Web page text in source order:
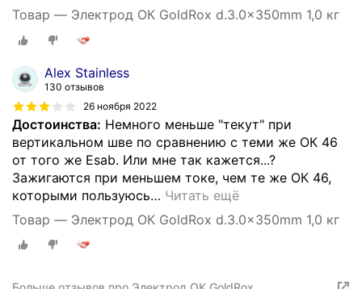
Товар — Электрод ОК GoldRox d.3.0x350mm 1,0 кг
Alex Stainless
130 отзывов
26 ноября 2022
Достоинства: Немного меньше "текут" при
вертикальном шве по сравнению с теми же ОК 46
от того же Esab. Или мне так кажется...?
Зажигаются при меньшем токе, чем те же ОК 46,
которыми пользуюсь… Читать ещё
Товар — Электрод ОК GoldRox d.3.0x350mm 1,0 кг